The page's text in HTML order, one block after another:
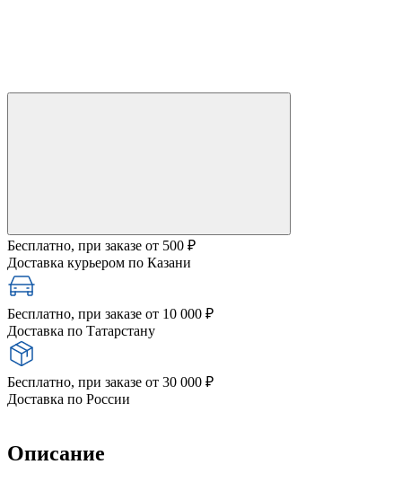
Бесплатно, при заказе от 500 ₽
Доставка курьером по Казани
Бесплатно, при заказе от 10 000 ₽
Доставка по Татарстану
Бесплатно, при заказе от 30 000 ₽
Доставка по России
Описание